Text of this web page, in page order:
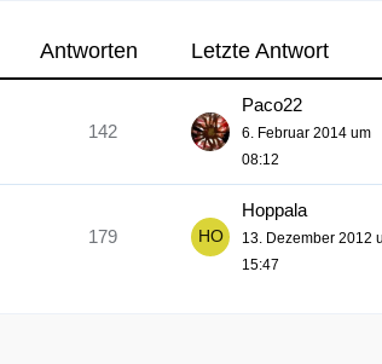
Antworten Letzte Antwort
142
Paco22
6. Februar 2014 um
08:12
179
Hoppala
13. Dezember 2012
15:47